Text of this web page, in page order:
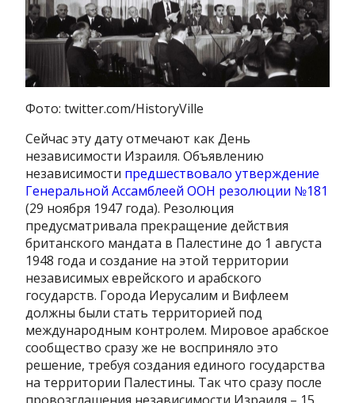
Фото: twitter.com/HistoryVille
Сейчас эту дату отмечают как День
независимости Израиля. Объявлению
независимости предшествовало утверждение
Генеральной Ассамблеей ООН резолюции №181
(29 ноября 1947 года). Резолюция
предусматривала прекращение действия
британского мандата в Палестине до 1 августа
1948 года и создание на этой территории
независимых еврейского и арабского
государств. Города Иерусалим и Вифлеем
должны были стать территорией под
международным контролем. Мировое арабское
сообщество сразу же не восприняло это
решение, требуя создания единого государства
на территории Палестины. Так что сразу после